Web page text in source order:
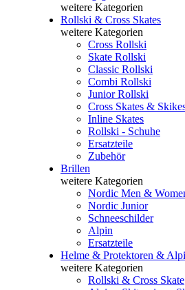
weitere Kategorien
Rollski & Cross Skates
weitere Kategorien
Cross Rollski
Skate Rollski
Classic Rollski
Combi Rollski
Junior Rollski
Cross Skates &
Inline Skates
Rollski - Schuhe
Ersatzteile
Zubehör
Brillen
weitere Kategorien
Nordic Men &
Nordic Junior
Schneeschilder
Alpin
Ersatzteile
Helme & Protektoren &
weitere Kategorien
Rollski & Cross Skate